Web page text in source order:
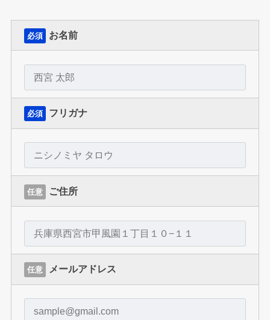
必須 お名前
必須 フリガナ
任意 ご住所
任意 メールアドレス